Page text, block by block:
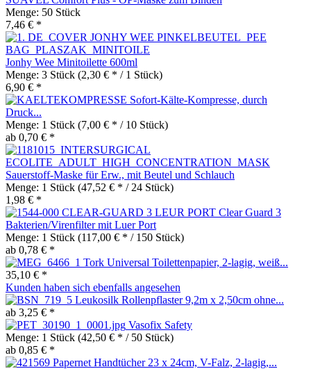
Menge: 50 Stück
7,46 € *
Jonhy Wee Minitoilette 600ml
Menge: 3 Stück (2,30 € * / 1 Stück)
6,90 € *
Sofort-Kälte-Kompresse, durch
Druck...
Menge: 1 Stück (7,00 € * / 10 Stück)
ab 0,70 € *
Sauerstoff-Maske für Erw., mit Beutel und Schlauch
Menge: 1 Stück (47,52 € * / 24 Stück)
1,98 € *
Clear Guard 3
Bakterien/Virenfilter mit Luer Port
Menge: 1 Stück (117,00 € * / 150 Stück)
ab 0,78 € *
Tork Universal Toilettenpapier, 2-lagig, weiß...
35,10 € *
Kunden haben sich ebenfalls angesehen
Leukosilk Rollenpflaster 9,2m x 2,50cm ohne...
ab 3,25 € *
Vasofix Safety
Menge: 1 Stück (42,50 € * / 50 Stück)
ab 0,85 € *
Papernet Handtücher 23 x 24cm, V-Falz, 2-lagig,...